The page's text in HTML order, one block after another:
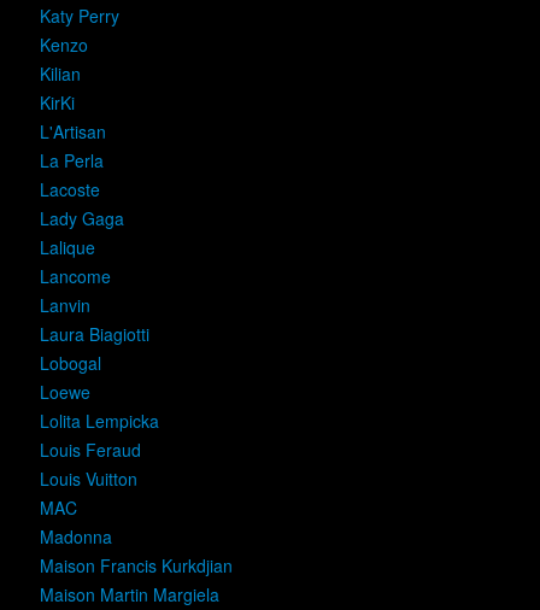
Katy Perry
Kenzo
Kilian
KirKi
L'Artisan
La Perla
Lacoste
Lady Gaga
Lalique
Lancome
Lanvin
Laura Biagiotti
Lobogal
Loewe
Lolita Lempicka
Louis Feraud
Louis Vuitton
MAC
Madonna
Maison Francis Kurkdjian
Maison Martin Margiela